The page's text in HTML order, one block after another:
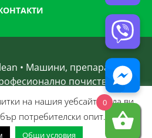
• Машини, препарати и
почистване
на нашия уебсайт, за да ви
потребителски опит.
Общи условия
0